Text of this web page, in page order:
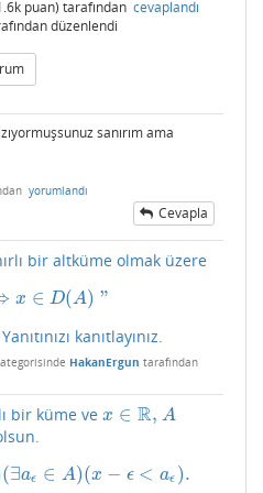
puan) tarafından cevaplandı
düzenlendi
sanırım ama
yorumlandı
Cevapla
bir altküme olmak üzere
x ∈ D(A) "
∈ D( A)"
kanıtlayınız.
HakanErgun tarafından
bir küme vex ∈ R,
x∈R A
A
(∃aϵ ∈ A)(x − ϵ < aϵ ).
(∃aϵ∈A (x−ϵ<a ϵ).